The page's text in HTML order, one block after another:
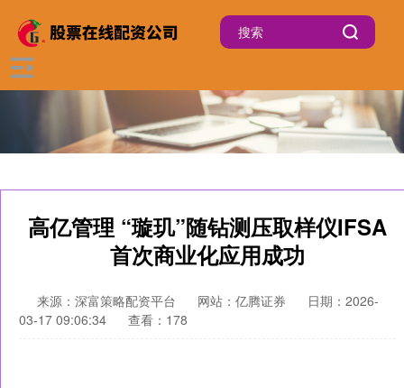
高亿管理 “璇玑”随钻测压取样仪IFSA
首次商业化应用成功
来源：深富策略配资平台 网站：亿腾证券
日期：2026-
03-17 09:06:34
查看：178